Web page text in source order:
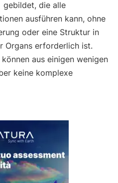
gebildet, die alle
ausführen kann, ohne
oder eine Struktur in
Organs erforderlich ist.
aus einigen wenigen
keine komplexe